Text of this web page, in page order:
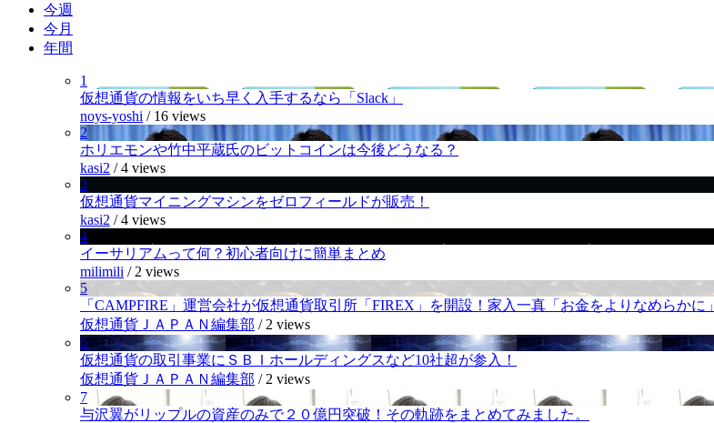
今週
今月
年間
1
仮想通貨の情報をいち早く入手するなら「Slack」
noys-yoshi / 16 views
2
ホリエモンや竹中平蔵氏のビットコインは今後どうなる？
kasi2 /4 views
3
仮想通貨マイニングマシンをゼロフィールドが販売！
kasi2 /4 views
4
イーサリアムって何？初心者向けに簡単まとめ
milimili / 2 views
5
「CAMPFIRE」運営会社が仮想通貨取引所「FIREX」を開設！家入一真「お金をよりなめらかに」
仮想通貨ＪＡＰＡＮ編集部 / 2 views
6
仮想通貨の取引事業にＳＢＩホールディングスなど10社超が参入！
仮想通貨ＪＡＰＡＮ編集部 / 2 views
7
与沢翼がリップルの資産のみで２０億円突破！その軌跡をまとめてみました。